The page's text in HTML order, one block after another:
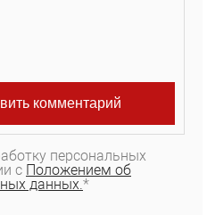
персональных
с Положением об
данных.*